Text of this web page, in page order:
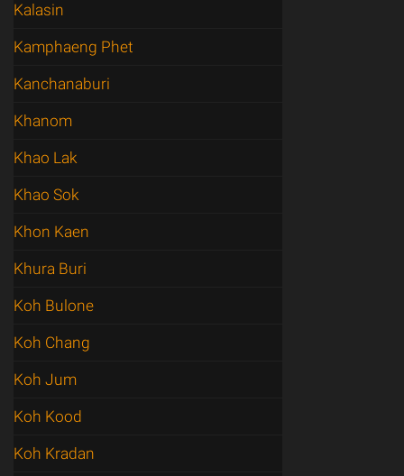
Kalasin
Kamphaeng Phet
Kanchanaburi
Khanom
Khao Lak
Khao Sok
Khon Kaen
Khura Buri
Koh Bulone
Koh Chang
Koh Jum
Koh Kood
Koh Kradan